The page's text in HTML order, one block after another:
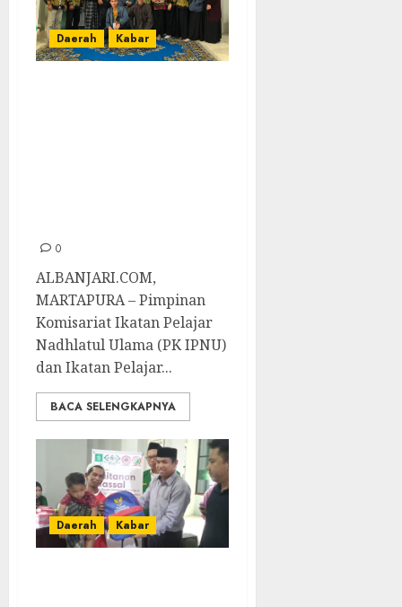
Daerah Kabar
0
ALBANJARI.COM,
MARTAPURA – Pimpinan
Komisariat Ikatan Pelajar
Nadhlatul Ulama (PK IPNU)
dan Ikatan Pelajar...
BACA SELENGKAPNYA
Daerah Kabar